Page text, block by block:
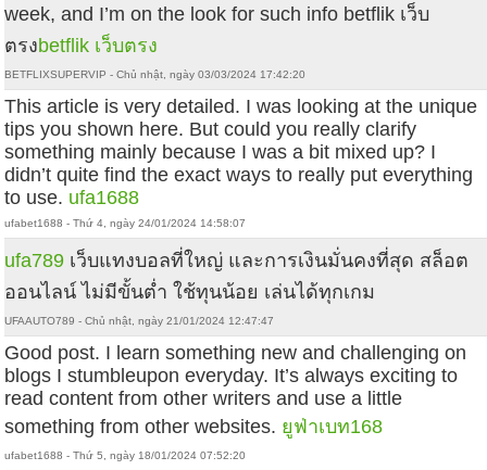
week, and I’m on the look for such info betflik เว็บ
ตรงbetflik เว็บตรง
BETFLIXSUPERVIP - Chủ nhật, ngày 03/03/2024 17:42:20
This article is very detailed. I was looking at the unique
tips you shown here. But could you really clarify
something mainly because I was a bit mixed up? I
didn’t quite find the exact ways to really put everything
to use. ufa1688
ufabet1688 - Thứ 4, ngày 24/01/2024 14:58:07
ufa789 เว็บแทงบอลที่ใหญ่ และการเงินมั่นคงที่สุด สล็อต
ออนไลน์ ไม่มีขั้นต่ำ ใช้ทุนน้อย เล่นได้ทุกเกม
UFAAUTO789 - Chủ nhật, ngày 21/01/2024 12:47:47
Good post. I learn something new and challenging on
blogs I stumbleupon everyday. It’s always exciting to
read content from other writers and use a little
something from other websites. ยูฟ่าเบท168
ufabet1688 - Thứ 5, ngày 18/01/2024 07:52:20